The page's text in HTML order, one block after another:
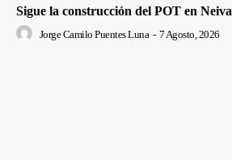
Sigue la construcción del POT en Neiva
Jorge Camilo Puentes Luna - 7 Agosto, 2026